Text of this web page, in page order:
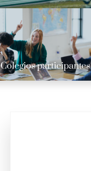
Colegios participantes